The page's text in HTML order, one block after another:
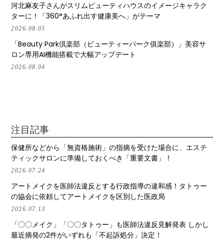
河北麻友子さんがスリムビューティハウスのイメージキャラク
ターに！「360°あふれ出す健康美へ」がテーマ
2026.08.05
「Beauty Park倶楽部（ビューティーパーク俱楽部）」美容サ
ロン専用AI機能搭載で大幅アップデート
2026.08.04
注目記事
保健所などから「無資格施術」の指摘を受けた場合に、エステ
ティックサロンに準備しておくべき「重要文書」！
2026.07.24
アートメイクを医師法違反とする行政指導の違和感！タトゥー
の協会に依頼してアートメイクを区別した医政局
2026.07.13
「〇〇メイク」「〇〇タトゥー」も医師法違反見解発表 しかし
最近摘発の2件がいずれも「不起訴処分」決定！